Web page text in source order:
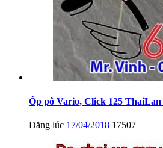
Ốp pô Vario, Click 125
Đăng lúc 17/04/2018 17507